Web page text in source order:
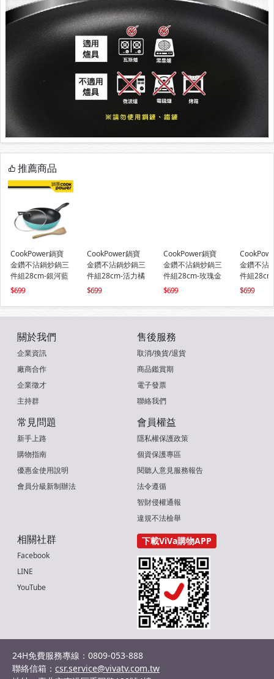
推薦商品
CookPower鍋寶
金鑽不沾鍋炒鍋三
件組28cm-銀河藍
699
CookPower鍋寶
金鑽不沾鍋炒鍋三
件組28cm-活力橘
699
CookPower鍋寶
金鑽不沾鍋炒鍋三
件組28cm-玫瑰金
699
金鑽不沾
件組
699
關於我們
企業資訊
廠商合作
企業徵才
主持群
售後服務
取消/換貨/退貨
商品鑑賞期
電子發票
聯絡我們
常見問題
新手上路
購物指南
優惠金使用說明
會員分級新制辦法
會員權益
隱私權保護政策
個資保護專區
閱聽人意見服務報告
法令遵循
智財侵權通報
違規不法檢舉
相關社群
Facebook
LINE
YouTube
下載ViVa購物APP
24H免費服務專線：0809-053-888
聯絡信箱： csr.service@vivatv.com.tw